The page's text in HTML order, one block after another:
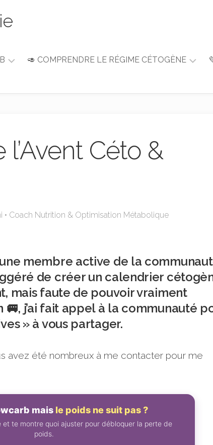
🥑 COMPRENDRE LE RÉGIME CÉTOGÈNE
Guide
Nutrition
Céto &
• Coach Nutrition & Optimisation Métabolique
membre active de la
de créer un calendrier
mais faute de pouvoir vraiment
🚐, j’ai fait appel à la communauté
» à vous partager.
avez été nombreux à me contacter pour me
mais le poids ne suit pas ?
et te montre quoi ajuster pour débloquer la perte de
poids.